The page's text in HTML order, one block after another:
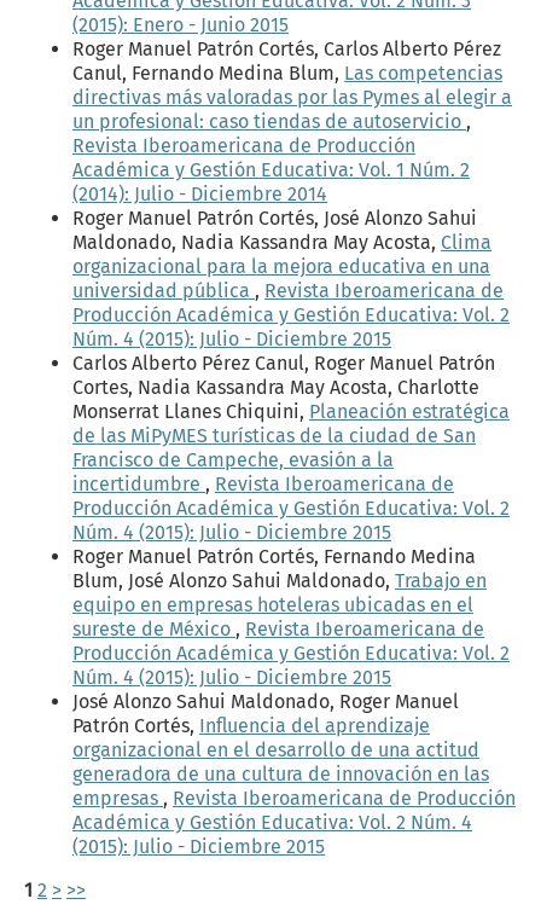
(2015): Enero - Junio 2015
Roger Manuel Patrón Cortés, Carlos Alberto Pérez
Canul, Fernando Medina Blum, Las competencias
directivas más valoradas por las Pymes al elegir a
un profesional: caso tiendas de autoservicio ,
Revista Iberoamericana de Producción
Académica y Gestión Educativa: Vol. 1 Núm. 2
(2014): Julio - Diciembre 2014
Roger Manuel Patrón Cortés, José Alonzo Sahui
Maldonado, Nadia Kassandra May Acosta, Clima
organizacional para la mejora educativa en una
universidad pública , Revista Iberoamericana de
Producción Académica y Gestión Educativa: Vol. 2
Núm. 4 (2015): Julio - Diciembre 2015
Carlos Alberto Pérez Canul, Roger Manuel Patrón
Cortes, Nadia Kassandra May Acosta, Charlotte
Monserrat Llanes Chiquini, Planeación estratégica
de las MiPyMES turísticas de la ciudad de San
Francisco de Campeche, evasión a la
incertidumbre , Revista Iberoamericana de
Producción Académica y Gestión Educativa: Vol. 2
Núm. 4 (2015): Julio - Diciembre 2015
Roger Manuel Patrón Cortés, Fernando Medina
Blum, José Alonzo Sahui Maldonado, Trabajo en
equipo en empresas hoteleras ubicadas en el
sureste de México , Revista Iberoamericana de
Producción Académica y Gestión Educativa: Vol. 2
Núm. 4 (2015): Julio - Diciembre 2015
José Alonzo Sahui Maldonado, Roger Manuel
Patrón Cortés, Influencia del aprendizaje
organizacional en el desarrollo de una actitud
generadora de una cultura de innovación en las
empresas , Revista Iberoamericana de Producción
Académica y Gestión Educativa: Vol. 2 Núm. 4
(2015): Julio - Diciembre 2015
1 2 > >>